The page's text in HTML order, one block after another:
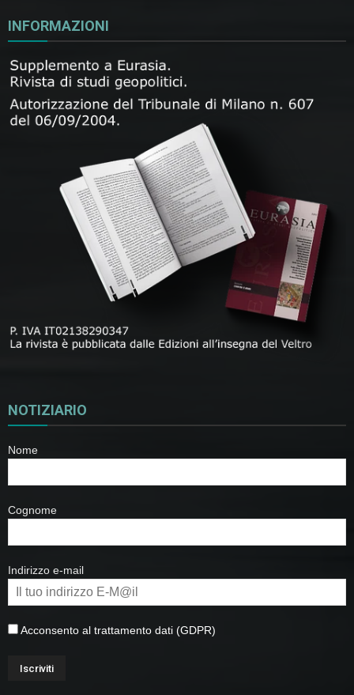
INFORMAZIONI
NOTIZIARIO
Nome
Cognome
Indirizzo e-mail
Acconsento al trattamento dati (GDPR)